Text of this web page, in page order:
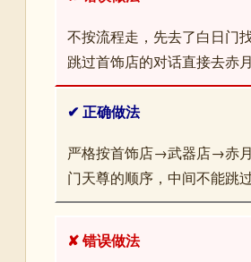
不按流程走，先去了白日门
跳过首饰店的对话直接去赤月
✔ 正确做法
严格按首饰店→武器店→赤
门天尊的顺序，中间不能跳
✘ 错误做法